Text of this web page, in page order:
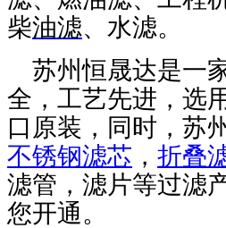
柴油滤、水滤。
苏州恒晟达是一
全，工艺先进，选
口原装，同时，苏
不锈钢滤芯 ， 折叠
滤管，滤片等过滤
您开通。